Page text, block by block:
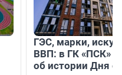
ГЭС, марки,
ВВП: в ГК «ПСК»
об истории Дня